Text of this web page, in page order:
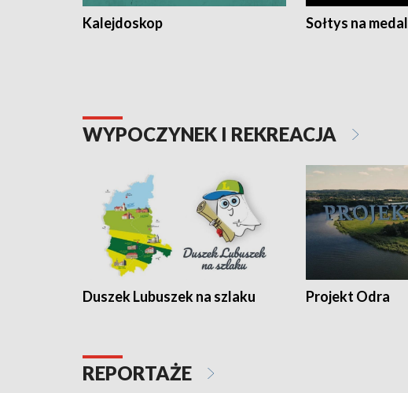
Kalejdoskop Sołtys na medal
WYPOCZYNEK I REKREACJA
Duszek Lubuszek na szlaku Projekt Odra
REPORTAŻE